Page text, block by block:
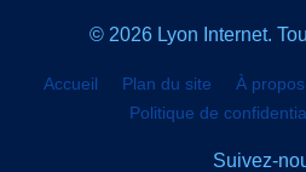
© 2026 Lyon Internet.
Accueil Plan du site À propos
Politique de
Suivez-